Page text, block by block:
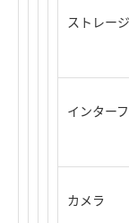
ストレージ
インター
カメラ